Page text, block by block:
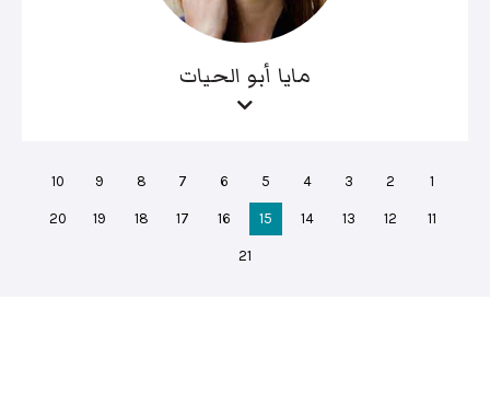
مايا أبو الحيات
1
2
3
4
5
6
7
8
9
10
11
12
13
14
15
16
17
18
19
20
21